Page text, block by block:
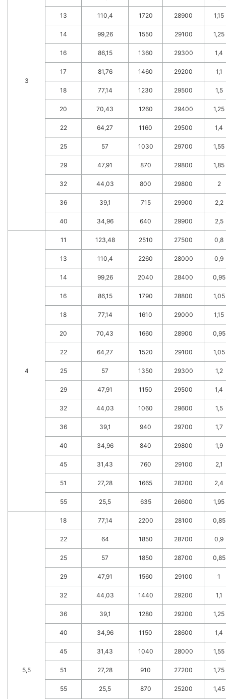
3
13 110,4 1720 28900 1,15
14 99,26 1550 29100 1,25
16 86,15 1360 29300 1,4
17 81,76 1460 29200 1,1
18 77,14 1230 29500 1,5
20 70,43 1260 29400 1,25
22 64,27 1160 29500 1,4
25 57 1030 29700 1,55
29 47,91 870 29800 1,85
32 44,03 800 29800 2
36 39,1 715 29900 2,2
40 34,96 640 29900 2,5
4
11 123,48 2510 27500 0,8
13 110,4 2260 28000 0,9
14 99,26 2040 28400 0,95
16 86,15 1790 28800 1,05
18 77,14 1610 29000 1,15
20 70,43 1660 28900 0,95
22 64,27 1520 29100 1,05
25 57 1350 29300 1,2
29 47,91 1150 29500 1,4
32 44,03 1060 29600 1,5
36 39,1 940 29700 1,7
40 34,96 840 29800 1,9
45 31,43 760 29100 2,1
51 27,28 1665 28200 2,4
55 25,5 635 26600 1,95
5,5
18 77,14 2200 28100 0,85
22 64 1850 28700 0,9
25 57 1850 28700 0,85
29 47,91 1560 29100 1
32 44,03 1440 29200 1,1
36 39,1 1280 29200 1,25
40 34,96 1150 28600 1,4
45 31,43 1040 28000 1,55
51 27,28 910 27200 1,75
55 25,5 870 25200 1,45